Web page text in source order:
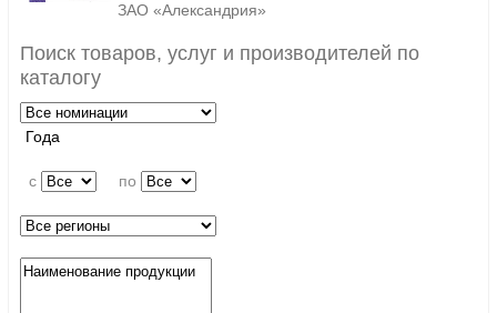
ЗАО «Александрия»
Поиск товаров, услуг и производителей по
каталогу
Года
c по